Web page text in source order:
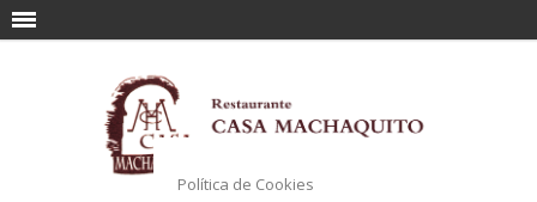
Política de Cookies